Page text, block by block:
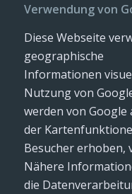
Verwendung von
Diese Webseite
geographische
Informationen
Nutzung von
werden von
der
Besucher erhoben,
Nähere
die